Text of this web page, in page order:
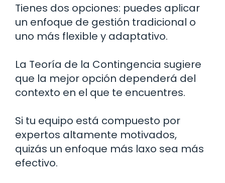
Tienes dos opciones: puedes aplicar
un enfoque de gestión tradicional o
uno más flexible y adaptativo.
La Teoría de la Contingencia sugiere
que la mejor opción dependerá del
contexto en el que te encuentres.
Si tu equipo está compuesto por
expertos altamente motivados,
quizás un enfoque más laxo sea más
efectivo.